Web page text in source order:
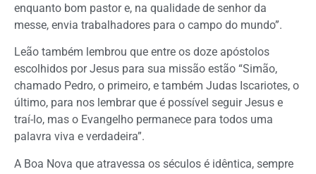
enquanto bom pastor e, na qualidade de senhor da
messe, envia trabalhadores para o campo do mundo”.
Leão também lembrou que entre os doze apóstolos
escolhidos por Jesus para sua missão estão “Simão,
chamado Pedro, o primeiro, e também Judas Iscariotes, o
último, para nos lembrar que é possível seguir Jesus e
traí-lo, mas o Evangelho permanece para todos uma
palavra viva e verdadeira”.
A Boa Nova que atravessa os séculos é idêntica, sempre